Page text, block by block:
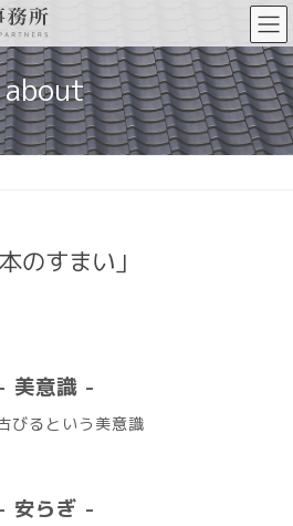
about
のすまい」
美意識 -
びるという美意識
安らぎ -